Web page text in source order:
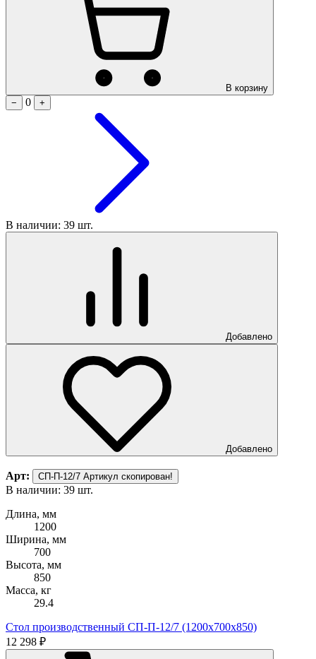
В корзину
−
0 +
В наличии: 39 шт.
Добавлено
Добавлено
Арт: СП-П-12/7 Артикул скопирован!
В наличии: 39 шт.
Длина, мм
1200
Ширина, мм
700
Высота, мм
850
Масса, кг
29.4
Стол производственный СП-П-12/7 (1200х700х850)
12 298 ₽